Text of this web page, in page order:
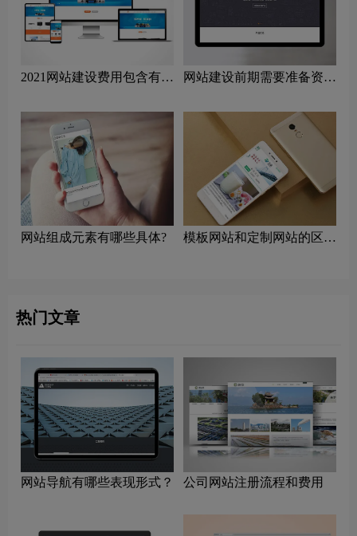
2021网站建设费用包含有哪
网站建设前期需要准备资料
网站组成元素有哪些具体?
模板网站和定制网站的区别
热门文章
网站导航有哪些表现形式？ 公司网站注册流程和费用